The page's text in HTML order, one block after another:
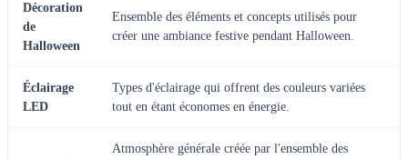
Décoration
de
Halloween
Ensemble des éléments et concepts utilisés pour
créer une ambiance festive pendant Halloween.
Éclairage
LED
Types d'éclairage qui offrent des couleurs variées
tout en étant économes en énergie.
Atmosphère générale créée par l'ensemble des